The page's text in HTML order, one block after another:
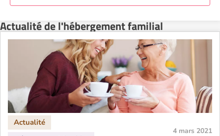
Actualité de l'hébergement familial
4 mars 2021